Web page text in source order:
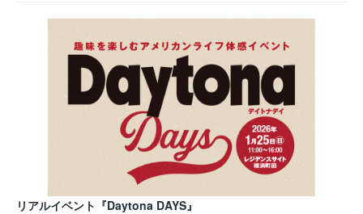
リアルイベント『Daytona DAYS』